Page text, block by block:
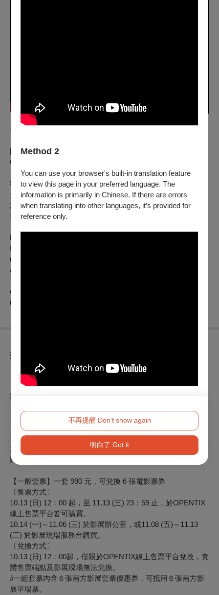
Method 2
You can use your browser's built-in translation feature
to view this page in your preferred language. The
information is primarily in Chinese. If there are errors
when translating into other languages, it’s provided for
reference only.
不再提醒 Don't show again
明白了 Got it
發財車 The Good Old Truck
陳柏翰 CHEN Po-Han｜臺灣 Taiwan｜2024｜劇情 Fic｜彩色
Color｜27 min｜中文、臺語發音 Mandarin, Taiwanese
獨自住在台南的阿禾，在夕陽產業擔任三十年的送貨司機。這
天工廠面臨轉型，他終於得面對失業的狀況，但在車齡、空汙
法、維修費以及定居北部的兒子都要他報廢貨車時，阿禾寧可
拖著自己衰老的身體，也要將這台老貨車留下。
Mr. Ho, who lives alone in Tainan, has been working as a
factory delivery driver for thirty years. He is facing
unemployment as the factory will shut down soon and undergo
a restructuring. As Mr. Ho is getting old, his son who lives in
Taipei demands him to scrap his old truck, however, he insists
on keeping it despite facing potential pollution fines and
maintenance costs.
折扣方案
【早鳥套票】一套 900 元，可兌換６張電影票券
（限影展套票首賣日販售，OPENTIX網站、APP、分銷點及
超商無販售）
10.12 (六) 16：00開始起至當日售完為止，限於影展套票首賣
日向服務台工作人員購買，並僅限購買「電子票」。
〔兌換方式〕
10.13 (日) 12：00起，僅限於OPENTIX線上售票平台兌換，實
體售票端點及影展現場無法兌換。
【一般套票】一套 990 元，可兌換 6 張電影票券
〔售票方式〕
10.13 (日) 12：00 起，至 11.13 (三) 23：59 止，於OPENTIX
線上售票平台皆可購買。
10.14 (一)～11.06 (三) 於影展辦公室，或11.08 (五)～11.13
(三) 於影展現場服務台購買。
〔兌換方式〕
10.13 (日) 12：00起，僅限於OPENTIX線上售票平台兌換，實
體售票端點及影展現場無法兌換。
#一組套票內含６張南方影展套票優惠券，可抵用６張南方影
展單場票。